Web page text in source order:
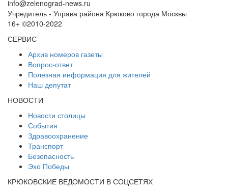
info@zelenograd-news.ru
Учредитель - Управа района Крюково города Москвы
16+ ©2010-2022
СЕРВИС
Архив номеров газеты
Вопрос-ответ
Полезная информация для жителей
Наш депутат
НОВОСТИ
Новости столицы
События
Здравоохранение
Транспорт
Безопасность
Эхо Победы
КРЮКОВСКИЕ ВЕДОМОСТИ В СОЦСЕТЯХ